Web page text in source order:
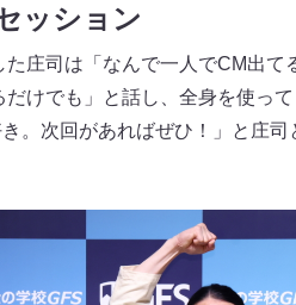
ッション
庄司は「なんで一人でCM出
けでも」と話し、全身を使っ
。次回があればぜひ！」と庄